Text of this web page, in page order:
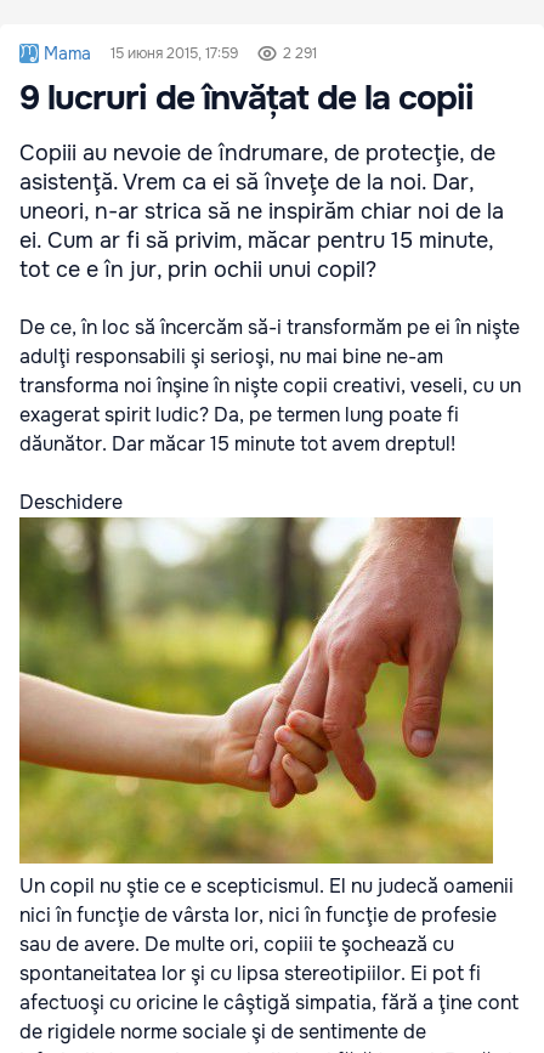
Mama 15 июня 2015, 17:59 2 291
9 lucruri de învățat de la copii
Copiii au nevoie de îndrumare, de protecţie, de
asistenţă. Vrem ca ei să înveţe de la noi. Dar,
uneori, n-ar strica să ne inspirăm chiar noi de la
ei. Cum ar fi să privim, măcar pentru 15 minute,
tot ce e în jur, prin ochii unui copil?
De ce, în loc să încercăm să-i transformăm pe ei în nişte
adulţi responsabili şi serioşi, nu mai bine ne-am
transforma noi înşine în nişte copii creativi, veseli, cu un
exagerat spirit ludic? Da, pe termen lung poate fi
dăunător. Dar măcar 15 minute tot avem dreptul!
Deschidere
Un copil nu ştie ce e scepticismul. El nu judecă oamenii
nici în funcţie de vârsta lor, nici în funcţie de profesie
sau de avere. De multe ori, copiii te şochează cu
spontaneitatea lor şi cu lipsa stereotipiilor. Ei pot fi
afectuoşi cu oricine le câştigă simpatia, fără a ţine cont
de rigidele norme sociale şi de sentimente de